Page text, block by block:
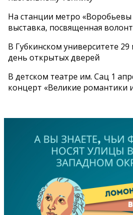
На станции метро
выставка, посвященная
В Губкинском университете 29
день открытых дверей
В детском театре им. Сац 1
концерт «Великие романтики